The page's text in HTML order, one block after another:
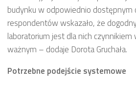
budynku w odpowiednio dostępnym
respondentów wskazało, że
laboratorium jest dla nich
ważnym – dodaje Dorota Gruchała.
Potrzebne podejście systemowe